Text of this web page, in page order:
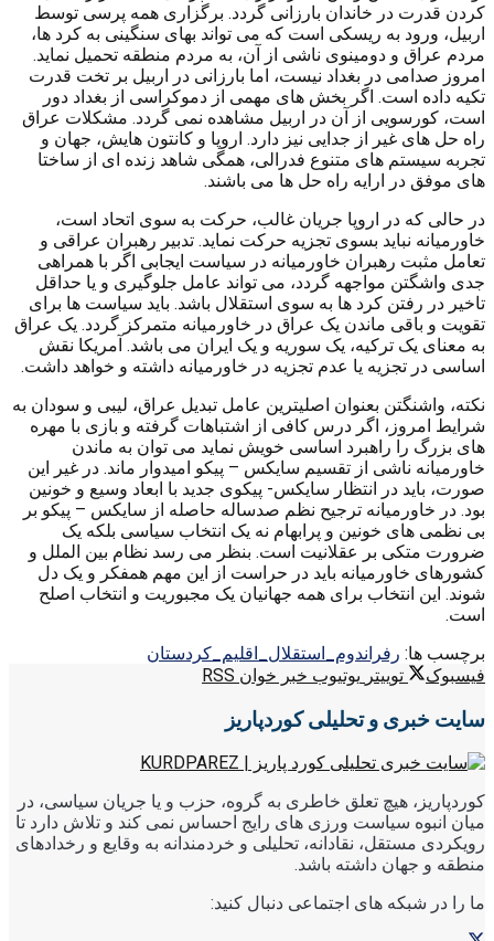
کردن قدرت در خاندان بارزانی گردد. برگزاری همه پرسی توسط
اربیل، ورود به ریسکی است که می تواند بهای سنگینی به کرد ها،
مردم عراق و دومینوی ناشی از آن، به مردم منطقه تحمیل نماید.
امروز صدامی در بغداد نیست، اما بارزانی در اربیل بر تخت قدرت
تکیه داده است. اگر بخش های مهمی از دموکراسی از بغداد دور
است، کورسویی از آن در اربیل مشاهده نمی گردد. مشکلات عراق
راه حل های غیر از جدایی نیز دارد. اروپا و کانتون هایش، جهان و
تجربه سیستم های متنوع فدرالی، همگی شاهد زنده ای از ساختا
های موفق در ارایه راه حل ها می باشند.
در حالی که در اروپا جریان غالب، حرکت به سوی اتحاد است،
خاورمیانه نباید بسوی تجزیه حرکت نماید. تدبیر رهبران عراقی و
تعامل مثبت رهبران خاورمیانه در سیاست ایجابی اگر با همراهی
جدی واشگتن مواجهه گردد، می تواند عامل جلوگیری و یا حداقل
تاخیر در رفتن کرد ها به سوی استقلال باشد. باید سیاست ها برای
تقویت و باقی ماندن یک عراق در خاورمیانه متمرکز گردد. یک عراق
به معنای یک ترکیه، یک سوریه و یک ایران می باشد. آمریکا نقش
اساسی در تجزیه یا عدم تجزیه در خاورمیانه داشته و خواهد داشت.
نکته، واشنگتن بعنوان اصلیترین عامل تبدیل عراق، لیبی و سودان به
شرایط امروز، اگر درس کافی از اشتباهات گرفته و بازی با مهره
های بزرگ را راهبرد اساسی خویش نماید می توان به ماندن
خاورمیانه ناشی از تقسیم سایکس – پیکو امیدوار ماند. در غیر این
صورت، باید در انتظار سایکس- پیکوی جدید با ابعاد وسیع و خونین
بود. در خاورمیانه ترجیح نظم صدساله حاصله از سایکس – پیکو بر
بی نظمی های خونین و پرابهام نه یک انتخاب سیاسی بلکه یک
ضرورت متکی بر عقلانیت است. بنظر می رسد نظام بین الملل و
کشورهای خاورمیانه باید در حراست از این مهم همفکر و یک دل
شوند. این انتخاب برای همه جهانیان یک مجبوریت و انتخاب اصلح
است.
برچسب ها: رفراندوم_استقلال_اقلیم_کردستان
فیسبوک
توییتر یوتیوب خبر خوان RSS
سایت خبری و تحلیلی کوردپاریز
کوردپاریز، هیچ تعلق خاطری به گروه، حزب و یا جریان سیاسی، در
میان انبوه سیاست ورزی های رایج احساس نمی کند و تلاش دارد تا
رویکردی مستقل، نقادانه، تحلیلی و خردمندانه به وقایع و رخدادهای
منطقه و جهان داشته باشد.
ما را در شبکه های اجتماعی دنبال کنید: